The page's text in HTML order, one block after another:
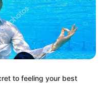
to feeling your best